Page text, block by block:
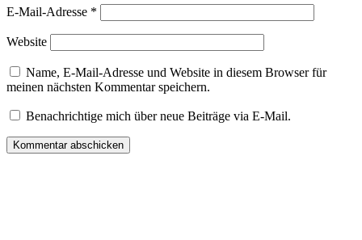
E-Mail-Adresse *
Website
Name, E-Mail-Adresse und Website in diesem Browser für
meinen nächsten Kommentar speichern.
Benachrichtige mich über neue Beiträge via E-Mail.